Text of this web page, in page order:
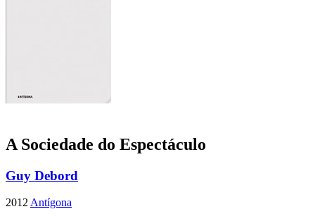
A Sociedade do Espectáculo
Guy Debord
2012Antígona